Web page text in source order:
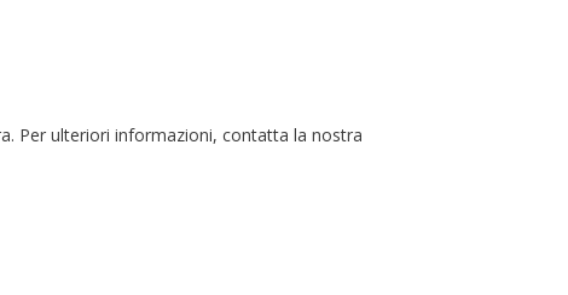
Per ulteriori informazioni, contatta la nostra